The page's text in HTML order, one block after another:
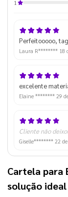
1
Perfeitooooo,
Laura R******** 18
excelente
Elaine ******** 29
Cliente não
Giselle******** 22
Cartela para
solução